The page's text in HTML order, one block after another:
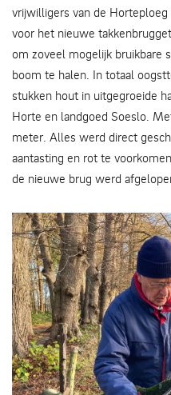
vrijwilligers van de
voor het nieuwe
om zoveel mogelijk bruikbare
boom te halen. In totaal
stukken hout in uitgegroeide
Horte en landgoed Soeslo.
meter. Alles werd direct
aantasting en rot te
de nieuwe brug werd